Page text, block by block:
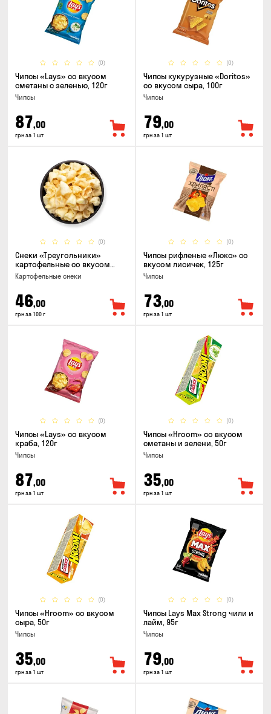
(0)
Чипсы «Lays» со вкусом
сметаны с зеленью, 120г
Чипсы
87,00
грн за 1 шт
(0)
Чипсы кукурузные «Doritos»
со вкусом сыра, 100г
Чипсы
79,00
грн за 1 шт
(0)
Снеки «Треугольники»
картофельные со вкусом
сметаны с луком
Картофельные снеки
46,00
грн за 100 г
(0)
Чипсы рифленые «Люкс» со
вкусом лисичек, 125г
Чипсы
73,00
грн за 1 шт
(0)
Чипсы «Lays» со вкусом
краба, 120г
Чипсы
87,00
грн за 1 шт
(0)
Чипсы «Hroom» со вкусом
сметаны и зелени, 50г
Чипсы
35,00
грн за 1 шт
(0)
Чипсы «Hroom» со вкусом
сыра, 50г
Чипсы
35,00
грн за 1 шт
(0)
Чипсы Lays Max Strong чили и
лайм, 95г
Чипсы
79,00
грн за 1 шт